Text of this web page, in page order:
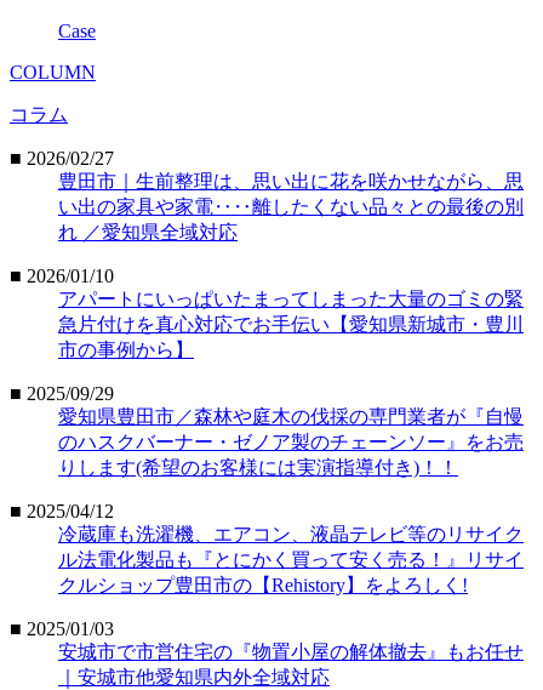
Case
COLUMN
コラム
■ 2026/02/27
豊田市｜生前整理は、思い出に花を咲かせながら、思
い出の家具や家電‥‥離したくない品々との最後の別
れ ／愛知県全域対応
■ 2026/01/10
アパートにいっぱいたまってしまった大量のゴミの緊
急片付けを真心対応でお手伝い【愛知県新城市・豊川
市の事例から】
■ 2025/09/29
愛知県豊田市／森林や庭木の伐採の専門業者が『自慢
のハスクバーナー・ゼノア製のチェーンソー』をお売
りします(希望のお客様には実演指導付き)！！
■ 2025/04/12
冷蔵庫も洗濯機、エアコン、液晶テレビ等のリサイク
ル法電化製品も『とにかく買って安く売る！』リサイ
クルショップ豊田市の【Rehistory】をよろしく!
■ 2025/01/03
安城市で市営住宅の『物置小屋の解体撤去』もお任せ
｜安城市他愛知県内外全域対応